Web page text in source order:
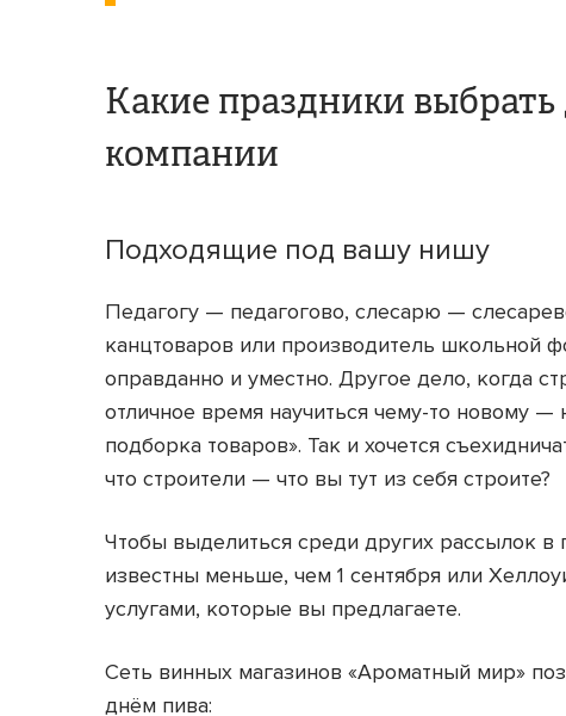
Какие праздники выбрать
компании
Подходящие под вашу нишу
Педагогу — педагогово, слесарю —
канцтоваров или производитель школьной
оправданно и уместно. Другое дело, когда
отличное время научиться чему-то новому —
подборка товаров». Так и хочется
что строители — что вы тут из себя строите?
Чтобы выделиться среди других рассылок
известны меньше, чем 1 сентября или
услугами, которые вы предлагаете.
Сеть винных магазинов «Ароматный мир»
днём пива: